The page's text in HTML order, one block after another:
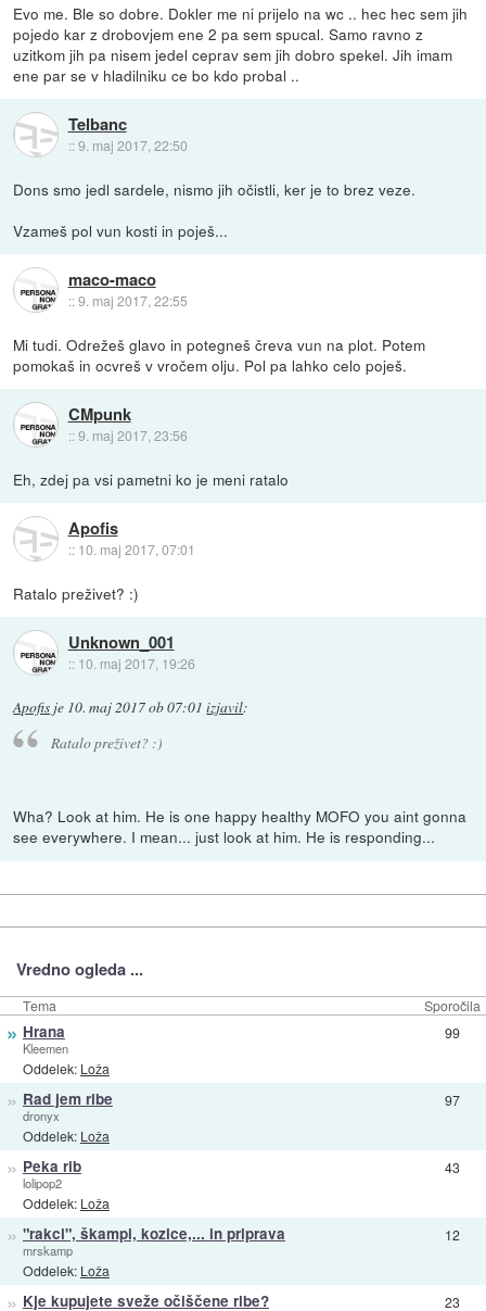
Evo me. Ble so dobre. Dokler me ni prijelo na wc .. hec hec sem jih
pojedo kar z drobovjem ene 2 pa sem spucal. Samo ravno z
uzitkom jih pa nisem jedel ceprav sem jih dobro spekel. Jih imam
ene par se v hladilniku ce bo kdo probal ..
Telbanc
::9. maj 2017, 22:50
Dons smo jedl sardele, nismo jih očistli, ker je to brez veze.
Vzameš pol vun kosti in poješ...
maco-maco
::9. maj 2017, 22:55
Mi tudi. Odrežeš glavo in potegneš čreva vun na plot. Potem
pomokaš in ocvreš v vročem olju. Pol pa lahko celo poješ.
CMpunk
::9. maj 2017, 23:56
Eh, zdej pa vsi pametni ko je meni ratalo
Apofis
:: 10. maj 2017, 07:01
Ratalo preživet? :)
Unknown_001
:: 10. maj 2017, 19:26
Apofis je 10. maj 2017 ob 07:01 izjavil:
Ratalo preživet? :)
Wha? Look at him. He is one happy healthy MOFO you aint gonna
see everywhere. I mean... just look at him. He is responding...
Vredno ogleda ...
Tema Sporočila
» Hrana
Kleemen
Oddelek: Loža
99
» Rad jem ribe
dronyx
Oddelek: Loža
97
» Peka rib
lolipop2
Oddelek: Loža
43
» "rakci", škampi, kozice,... in priprava
mrskamp
Oddelek: Loža
12
» Kje kupujete sveže očiščene ribe? 23